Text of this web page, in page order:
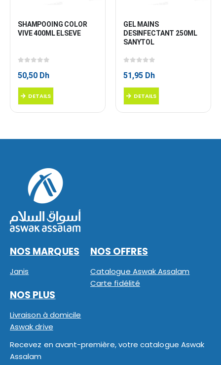
SHAMPOOING COLOR
VIVE 400ML ELSEVE
50,50 Dh
DETAILS
GEL MAINS
DESINFECTANT 250ML
SANYTOL
51,95 Dh
DETAILS
NOS MARQUES
Janis
NOS OFFRES
Catalogue Aswak Assalam
Carte fidélité
NOS PLUS
Livraison à domicile
Aswak drive
Recevez en avant-première, votre catalogue Aswak
Assalam